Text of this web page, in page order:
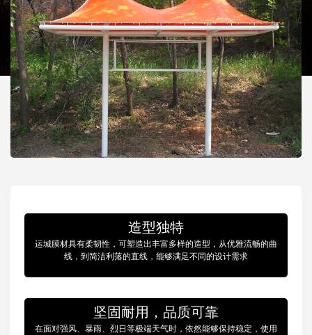
造型独特
运城膜材具有柔韧性，可塑造出丰富多样的造型，从优雅流畅的曲
线，到简洁利落的直线，能够满足不同的设计需求
坚固耐用，品质可靠
在面对强风、暴雨、烈日等极端天气时，依然能够保持稳定，使用